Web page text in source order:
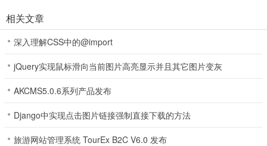
相关文章
深入理解CSS中的@import
jQuery实现鼠标滑向当前图片高亮显示并且其它图片变灰
AKCMS5.0.6系列产品发布
Django中实现点击图片链接强制直接下载的方法
旅游网站管理系统 TourEx B2C V6.0 发布